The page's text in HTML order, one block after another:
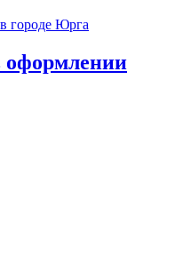
оформлении